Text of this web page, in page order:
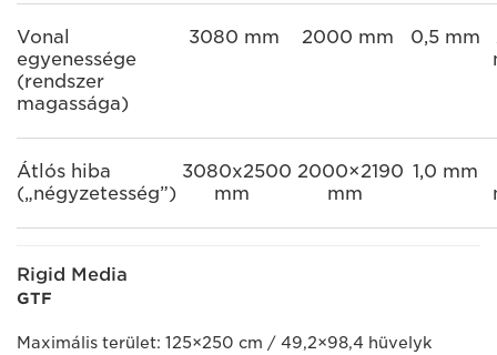
Vonal
egyenessége
(rendszer
magassága)
3080 mm 2000 mm 0,5 mm
Átlós hiba
(„négyzetesség”)
3080x2500
mm
2000×2190
mm
1,0 mm
Rigid Media
GTF
Maximális terület: 125×250 cm / 49,2×98,4 hüvelyk